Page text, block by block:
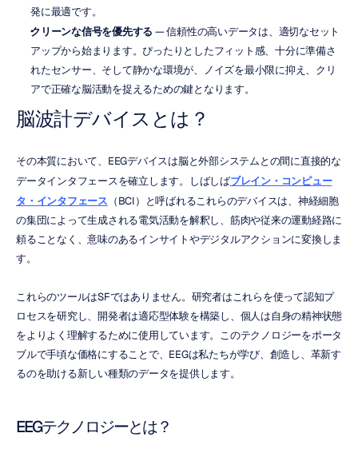
発に最適です。
クリーンな信号を優先する — 信頼性の高いデータは、適切なセット
アップから始まります。ぴったりとしたフィット感、十分に準備さ
れたセンサー、そして静かな環境が、ノイズを最小限に抑え、クリ
アで正確な脳活動を捉えるための鍵となります。
脳波計デバイスとは？
その本質において、EEGデバイスは脳と外部システムとの間に直接的な
データインタフェースを確立します。しばしばブレイン・コンピュー
タ・インタフェース （BCI）と呼ばれるこれらのデバイスは、神経細胞
の集団によって生成される電気活動を解釈し、筋肉や従来の運動経路に
頼ることなく、意味のあるインサイトやデジタルアクションに変換しま
す。
これらのツールはSFではありません。研究者はこれらを使って認知プ
ロセスを研究し、開発者は適応型体験を構築し、個人は自身の精神状態
をよりよく理解するために使用しています。このテクノロジーをポータ
ブルで手頃な価格にすることで、EEGは私たちが学び、創造し、革新す
るのを助ける新しい種類のデータを提供します。
EEGテクノロジーとは？